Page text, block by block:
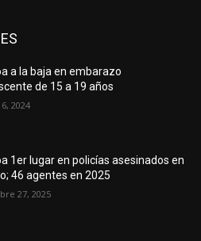
a la baja en embarazo
de 15 a 19 años
2024
1er lugar en policías asesinados en
46 agentes en 2025
27, 2025